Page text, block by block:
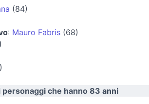
(84)
: Mauro Fabris(68)
personaggi che hanno 83 anni